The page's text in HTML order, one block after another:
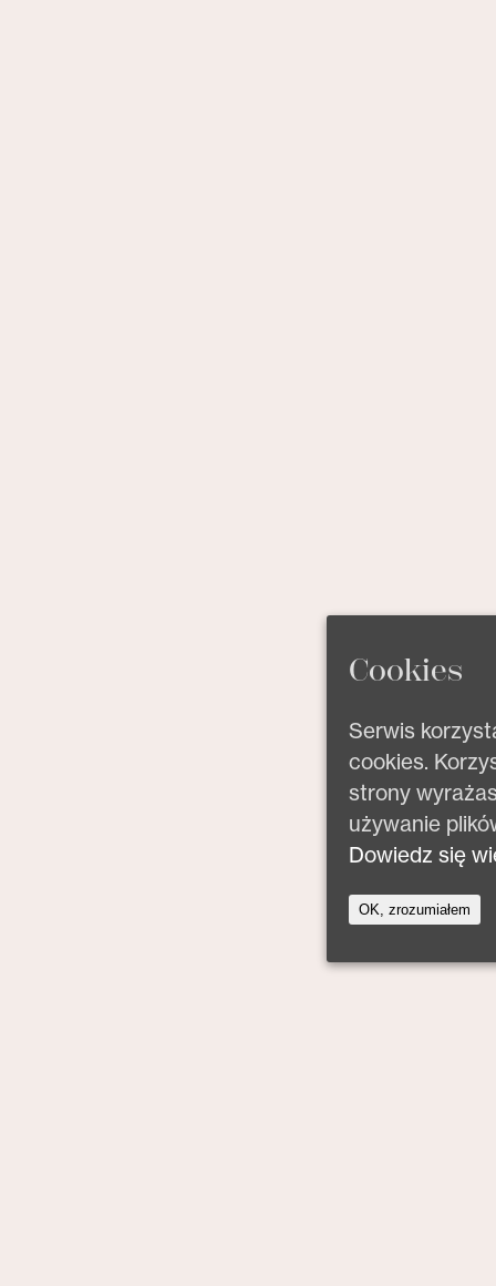
Cookies
Serwis
cookies.
strony
używanie
Dowiedz się
OK, zrozumiałem